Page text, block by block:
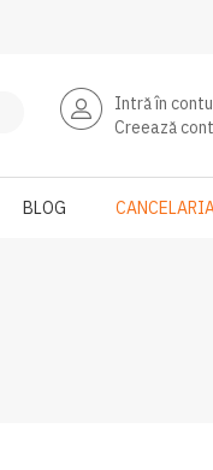
Intră în
Creează
BLOG